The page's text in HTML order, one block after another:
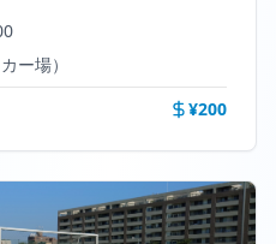
ー場）
¥200